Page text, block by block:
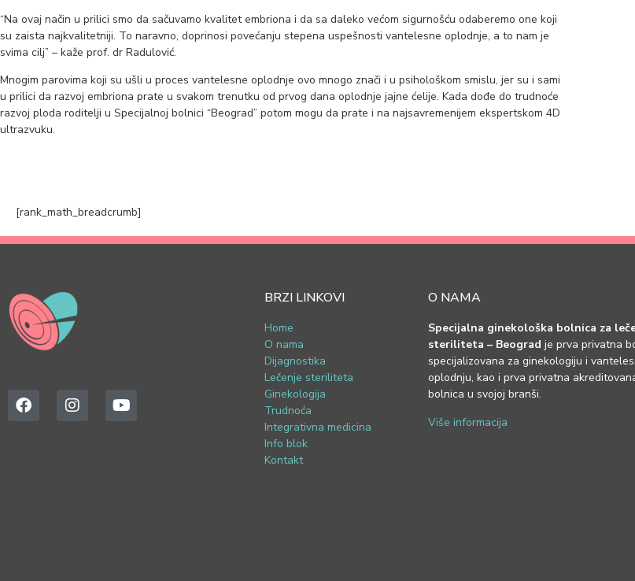
“Na ovaj način u prilici smo da sačuvamo kvalitet embriona i da sa daleko većom sigurnošću odaberemo one koji
su zaista najkvalitetniji. To naravno, doprinosi povećanju stepena uspešnosti vantelesne oplodnje, a to nam je
svima cilj” – kaže prof. dr Radulović.
Mnogim parovima koji su ušli u proces vantelesne oplodnje ovo mnogo znači i u psihološkom smislu, jer su i sami
u prilici da razvoj embriona prate u svakom trenutku od prvog dana oplodnje jajne ćelije. Kada dođe do trudnoće
razvoj ploda roditelji u Specijalnoj bolnici “Beograd” potom mogu da prate i na najsavremenijem ekspertskom 4D
ultrazvuku.
[rank_math_breadcrumb]
BRZI LINKOVI
Home
O nama
Dijagnostika
Lečenje steriliteta
Ginekologija
Trudnoća
Integrativna medicina
Info blok
Kontakt
O NAMA
Specijalna ginekološka bolnica za
steriliteta – Beograd je prva privatna
specijalizovana za ginekologiju i
oplodnju, kao i prva privatna
bolnica u svojoj branši.
Više informacija